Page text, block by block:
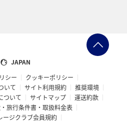
JAPAN
シー
クッキーポリシー
いて
サイト利用規約
推奨環境
ついて
サイトマップ
運送約款
旅行条件書・取扱料金表
ージクラブ会員規約